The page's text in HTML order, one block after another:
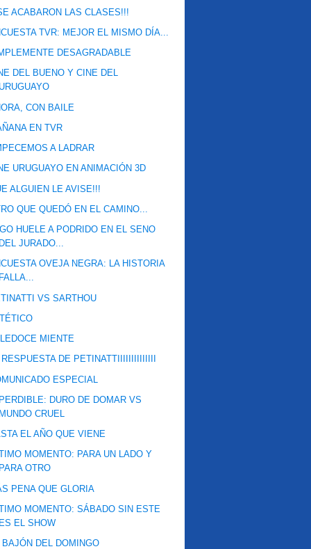
ACABARON LAS CLASES!!!
TVR: MEJOR EL MISMO DÍA...
DESAGRADABLE
DEL BUENO Y CINE DEL
CON BAILE
EN TVR
A LADRAR
URUGUAYO EN ANIMACIÓN 3D
ALGUIEN LE AVISE!!!
QUE QUEDÓ EN EL CAMINO...
HUELE A PODRIDO EN EL SENO
JURADO...
OVEJA NEGRA: LA HISTORIA
VS SARTHOU
MIENTE
RESPUESTA DE PETINATTIIIIIIIIIIIIII
ESPECIAL
DURO DE DOMAR VS
CRUEL
EL AÑO QUE VIENE
MOMENTO: PARA UN LADO Y
OTRO
PENA QUE GLORIA
MOMENTO: SÁBADO SIN ESTE
EL SHOW
BAJÓN DEL DOMINGO